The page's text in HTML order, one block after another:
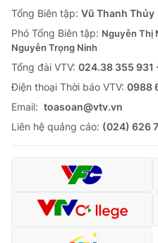
Tổng Biên tập: Vũ Thanh Thủy
Phó Tổng Biên tập: Nguyễn Thị
Nguyễn Trọng Ninh
Tổng đài VTV: 024.38 355 931
Ðiện thoại Thời báo VTV: 0988
Email: toasoan@vtv.vn
Liên hệ quảng cáo: (024) 626